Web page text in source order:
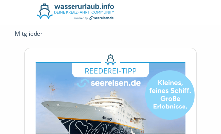
Mitglieder